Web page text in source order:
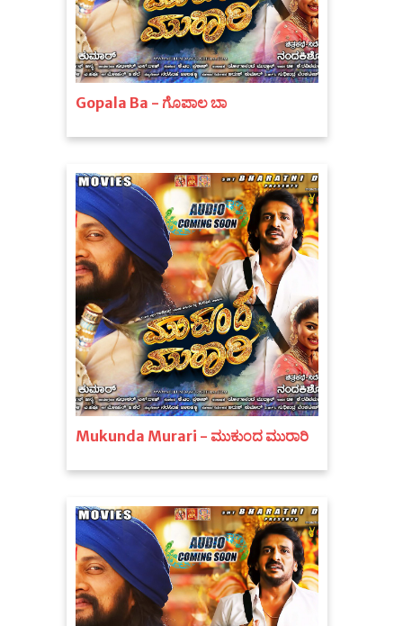
Gopala Ba - ಗೊಪಾಲ ಬಾ
Mukunda Murari - ಮುಕುಂದ ಮುರಾರಿ